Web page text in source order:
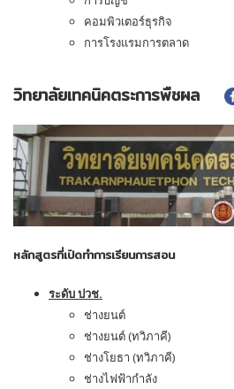
คอมพิวเตอร์ธุรกิจ
การโรงแรมการตลาด
วิทยาลัยเทคนิคตระการพืชผล
หลักสูตรที่เปิดทำการเรียนการสอน
ระดับ ปวช.
ช่างยนต์
ช่างยนต์ (ทวิภาคี)
ช่างโยธา (ทวิภาคี)
ช่างไฟฟ้ากำลัง